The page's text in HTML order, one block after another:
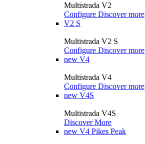
Multistrada V2
Configure Discover more
V2 S
Multistrada V2 S
Configure Discover more
new V4
Multistrada V4
Configure Discover more
new V4S
Multistrada V4S
Discover More
new V4 Pikes Peak